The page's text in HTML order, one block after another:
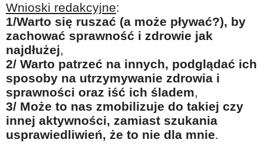
Wnioski redakcyjne:
1/Warto się ruszać (a może pływać?), by
zachować sprawność i zdrowie jak
najdłużej,
2/ Warto patrzeć na innych, podglądać ich
sposoby na utrzymywanie zdrowia i
sprawności oraz iść ich śladem,
3/ Może to nas zmobilizuje do takiej czy
innej aktywności, zamiast szukania
usprawiedliwień, że to nie dla mnie.